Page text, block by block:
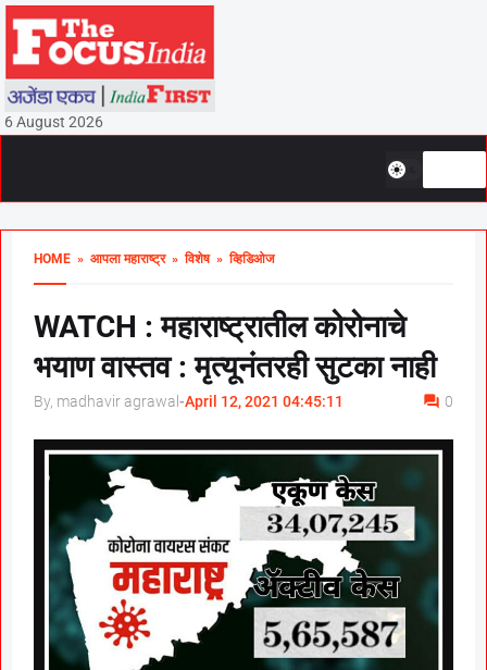
6 August 2026
HOME » आपला महाराष्ट्र» विशेष» व्हिडिओज
WATCH : महाराष्ट्रातील कोरोनाचे
भयाण वास्तव : मृत्यूनंतरही सुटका नाही
By, madhavir agrawal -April 12, 2021 04:45:11 0